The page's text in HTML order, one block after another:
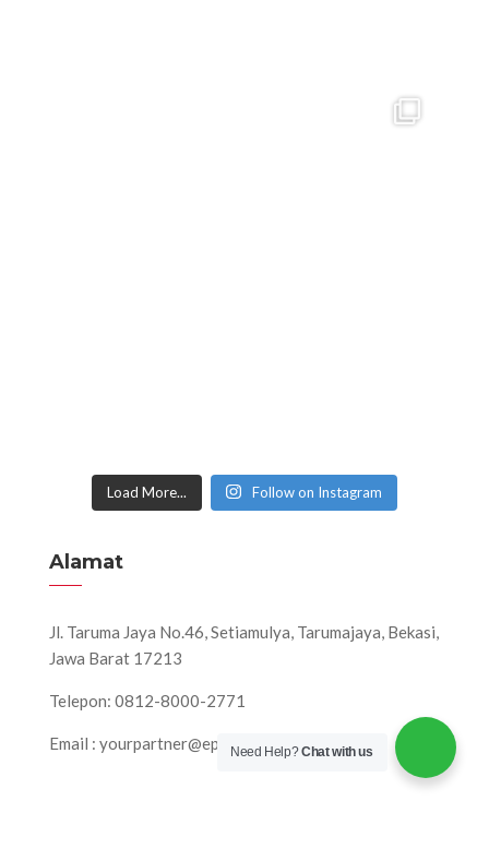
Load More... Follow on Instagram
Alamat
Jl. Taruma Jaya No.46, Setiamulya, Tarumajaya, Bekasi,
Jawa Barat 17213
Telepon: 0812-8000-2771
Email : yourpartner@eps-production.com
Need Help?Chat with us